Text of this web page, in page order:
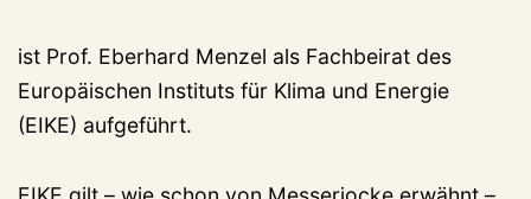
ist Prof. Eberhard Menzel als Fachbeirat des
Europäischen Instituts für Klima und Energie
(EIKE) aufgeführt.